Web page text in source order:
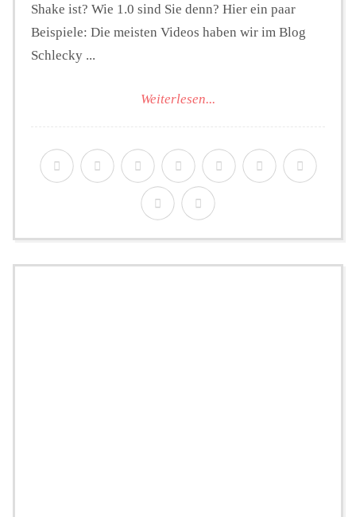
Unterstützen
Shake ist? Wie 1.0 sind Sie denn? Hier ein paar
Beispiele: Die meisten Videos haben wir im Blog
Schlecky ...
Weiterlesen...